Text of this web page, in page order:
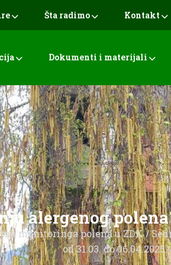
Šta radimo Kontakt
Dokumenti i materijali
alergenog polena
monitoringa polena u ZDK/
od 31.03. do